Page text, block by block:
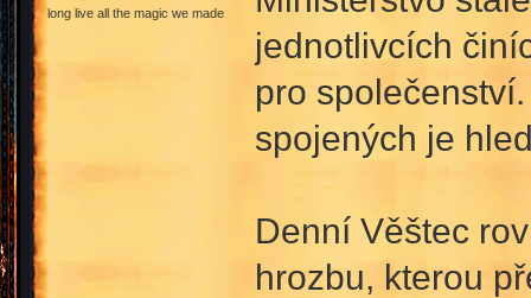
long live all the magic we made
jednotlivcích
pro
spojených je
Denní Věštec
hrozbu, kterou